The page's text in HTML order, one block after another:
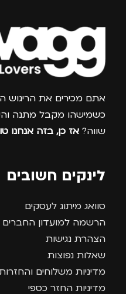
אתם מכירים את הריגוש
כשמישהו מקבל מתנה
שווה? אז כן, בזה אנחנו
לינקים חשובים
סוואג מיתוג לעסקים
הרשמה למועדון החברים
הצהרת נגישות
שאלות נפוצות
מדיניות משלוחים
מדיניות החזר כספי